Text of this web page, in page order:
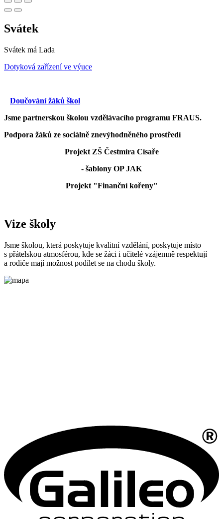
Svátek
Svátek má Lada
Dotyková zařízení ve výuce
Doučování žáků škol
Jsme partnerskou školou vzdělávacího programu FRAUS.
Podpora žáků ze sociálně znevýhodněného prostředí
Projekt ZŠ Čestmíra Císaře
- šablony OP JAK
Projekt "Finanční kořeny"
Vize školy
Jsme školou, která poskytuje kvalitní vzdělání, poskytuje místo
s přátelskou atmosférou, kde se žáci i učitelé vzájemně respektují
a rodiče mají možnost podílet se na chodu školy.